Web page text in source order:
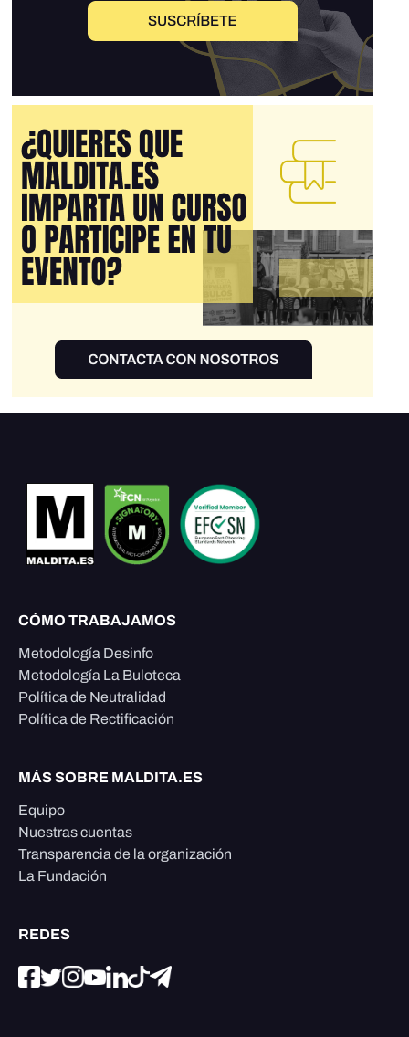
CÓMO TRABAJAMOS
Metodología Desinfo
Metodología La Buloteca
Política de Neutralidad
Política de Rectificación
MÁS SOBRE MALDITA.ES
Equipo
Nuestras cuentas
Transparencia de la organización
La Fundación
REDES